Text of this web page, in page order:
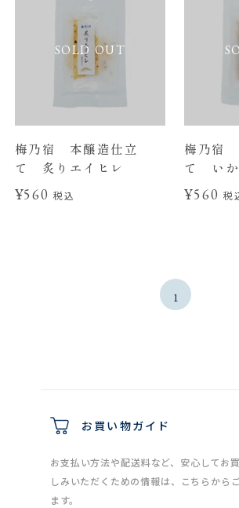
SOLD OUT
梅乃宿 本醸造仕立
て 炙りエイヒレ
¥560税込
梅乃宿
て いか
¥560税
1
お買い物ガイド
お支払い方法や配送料など、安心してお
しみいただくための情報は、こちらから
ます。